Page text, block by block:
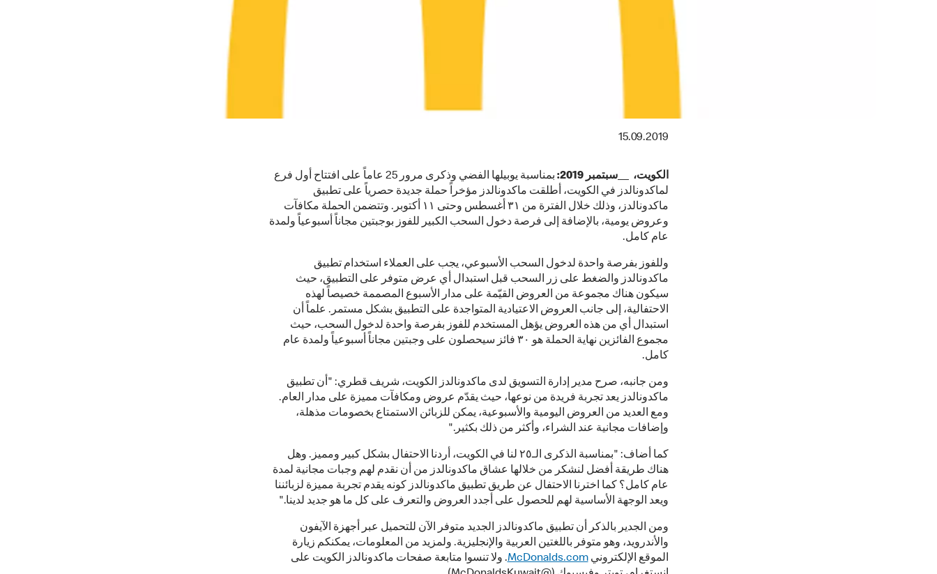
15.09.2019
الكويت، __سبتمبر 2019:
بمناسبة يوبيلها الفضي وذكرى مرور 25 عاماً على افتتاح أول فرع
لماكدونالدز في الكويت، أطلقت ماكدونالدز مؤخراً حملة جديدة حصرياً على تطبيق
ماكدونالدز، وذلك خلال الفترة من ٣١ أغسطس وحتى ١١ أكتوبر. وتتضمن الحملة مكافآت
وعروض يومية، بالإضافة إلى فرصة دخول السحب الكبير للفوز بوجبتين مجاناً أسبوعياً ولمدة
عام كامل.
وللفوز بفرصة واحدة لدخول السحب الأسبوعي، يجب على العملاء استخدام تطبيق
ماكدونالدز والضغط على زر السحب قبل استبدال أي عرض متوفر على التطبيق، حيث
سيكون هناك مجموعة من العروض القيّمة على مدار الأسبوع المصممة خصيصاً لهذه
الاحتفالية، إلى جانب العروض الاعتيادية المتواجدة على التطبيق بشكل مستمر. علماً أن
استبدال أي من هذه العروض يؤهل المستخدم للفوز بفرصة واحدة لدخول السحب، حيث
مجموع الفائزين نهاية الحملة هو ٣٠ فائز سيحصلون على وجبتين مجاناً أسبوعياً ولمدة عام
كامل.
ومن جانبه، صرح مدير إدارة التسويق لدى ماكدونالدز الكويت، شريف قطري: "أن تطبيق
ماكدونالدز يعد تجربة فريدة من نوعها، حيث يقدّم عروض ومكافآت مميزة على مدار العام.
ومع العديد من العروض اليومية والأسبوعية، يمكن للزبائن الاستمتاع بخصومات مذهلة،
وإضافات مجانية عند الشراء، وأكثر من ذلك بكثير."
كما أضاف: "بمناسبة الذكرى الـ٢٥ لنا في الكويت، أردنا الاحتفال بشكل كبير ومميز. وهل
هناك طريقة أفضل لنشكر من خلالها عشاق ماكدونالدز من أن نقدم لهم وجبات مجانية لمدة
عام كامل؟ كما اخترنا الاحتفال عن طريق تطبيق ماكدونالدز كونه يقدم تجربة مميزة لزبائننا
ويعد الوجهة الأساسية لهم للحصول على أجدد العروض والتعرف على كل ما هو جديد لدينا."
ومن الجدير بالذكر أن تطبيق ماكدونالدز الجديد متوفر الآن للتحميل عبر أجهزة الآيفون
والأندرويد، وهو متوفر باللغتين العربية والإنجليزية. ولمزيد من المعلومات، يمكنكم زيارة
الموقع الإلكترونيMcDonalds.com. ولا تنسوا متابعة صفحات ماكدونالدز الكويت على